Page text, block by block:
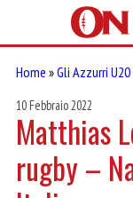
Home »Gli Azzurri U20
10 Febbraio 2022
Matthias
rugby –